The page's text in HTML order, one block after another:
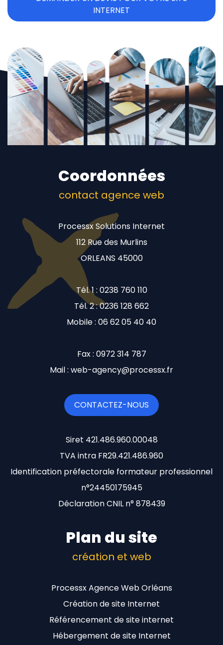
INTERNET
Coordonnées
contact agence web
Processx Solutions Internet
112 Rue des Murlins
ORLEANS 45000
Tél. 1 : 0238 760 110
Tél. 2 : 0236 128 662
Mobile : 06 62 05 40 40
Fax : 0972 314 787
Mail : web-agency@processx.fr
CONTACTEZ-NOUS
Siret 421.486.960.00048
TVA intra FR29.421.486.960
Identification préfectorale formateur professionnel
n°24450175945
Déclaration CNIL n° 878439
Plan du site
création et web
Processx Agence Web Orléans
Création de site Internet
Référencement de site internet
Hébergement de site Internet